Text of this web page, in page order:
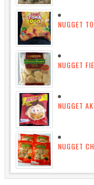
NUGGET
NUGGET
NUGGET
NUGGET